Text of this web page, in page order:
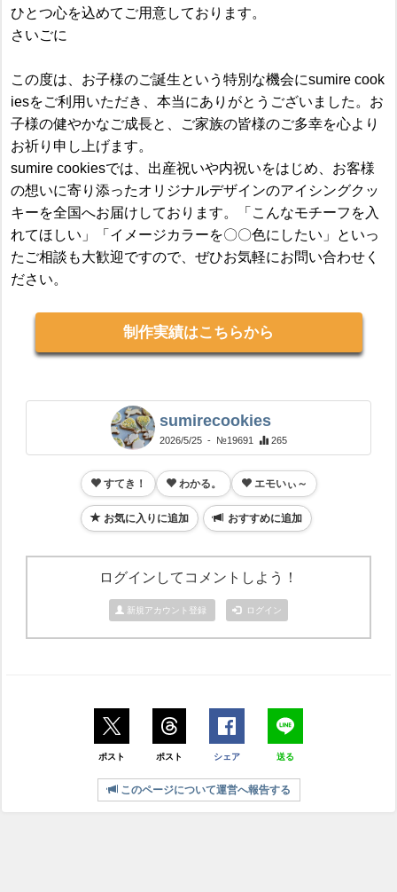
ひとつ心を込めてご用意しております。
さいごに
この度は、お子様のご誕生という特別な機会にsumire cook
iesをご利用いただき、本当にありがとうございました。お
子様の健やかなご成長と、ご家族の皆様のご多幸を心より
お祈り申し上げます。
sumire cookiesでは、出産祝いや内祝いをはじめ、お客様
の想いに寄り添ったオリジナルデザインのアイシングクッ
キーを全国へお届けしております。「こんなモチーフを入
れてほしい」「イメージカラーを〇〇色にしたい」といっ
たご相談も大歓迎ですので、ぜひお気軽にお問い合わせく
ださい。
制作実績はこちらから
sumirecookies
2026/5/25 - №19691 265
すてき！ わかる。 エモいぃ～
お気に入りに追加 おすすめに追加
ログインしてコメントしよう！
新規アカウント登録 ログイン
ポスト ポスト シェア 送る
このページについて運営へ報告する